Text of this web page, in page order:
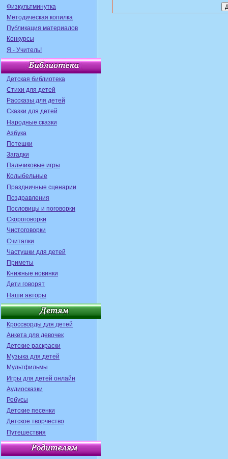
Физкультминутка
Методическая копилка
Публикация материалов
Конкурсы
Я - Учитель!
Детская библиотека
Стихи для детей
Рассказы для детей
Сказки для детей
Народные сказки
Азбука
Потешки
Загадки
Пальчиковые игры
Колыбельные
Праздничные сценарии
Поздравления
Пословицы и поговорки
Скороговорки
Чистоговорки
Считалки
Частушки для детей
Приметы
Книжные новинки
Дети говорят
Наши авторы
Кроссворды для детей
Анкета для девочек
Детские раскраски
Музыка для детей
Мультфильмы
Игры для детей онлайн
Аудиосказки
Ребусы
Детские песенки
Детское творчество
Путешествия